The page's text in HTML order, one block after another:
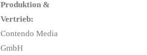
Produktion &
Vertrieb:
Contendo Media
GmbH